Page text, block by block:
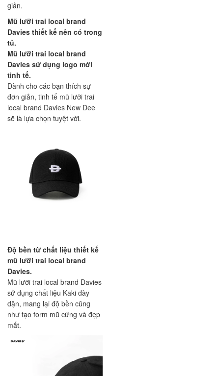
giản.
Mũ lưỡi trai local brand
Davies thiết kế nên có trong
tủ.
Mũ lưỡi trai local brand
Davies sử dụng logo mới
tinh tế.
Dành cho các bạn thích sự
đơn giản, tinh tế mũ lưỡi trai
local brand Davies New Dee
sẽ là lựa chọn tuyệt vời.
Độ bền từ chất liệu thiết kế
mũ lưỡi trai local brand
Davies.
Mũ lưỡi trai local brand Davies
sử dụng chất liệu Kaki dày
dặn, mang lại độ bền cũng
như tạo form mũ cứng và đẹp
mắt.